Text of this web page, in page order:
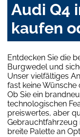
Audi Q4
kaufen
Entdecken Sie die
Burgwedel und
Unser vielfältiges
fast keine Wünsche
Ob Sie ein
technologischen
preiswertes, aber
Gebrauchtfahrzeug
breite Palette an